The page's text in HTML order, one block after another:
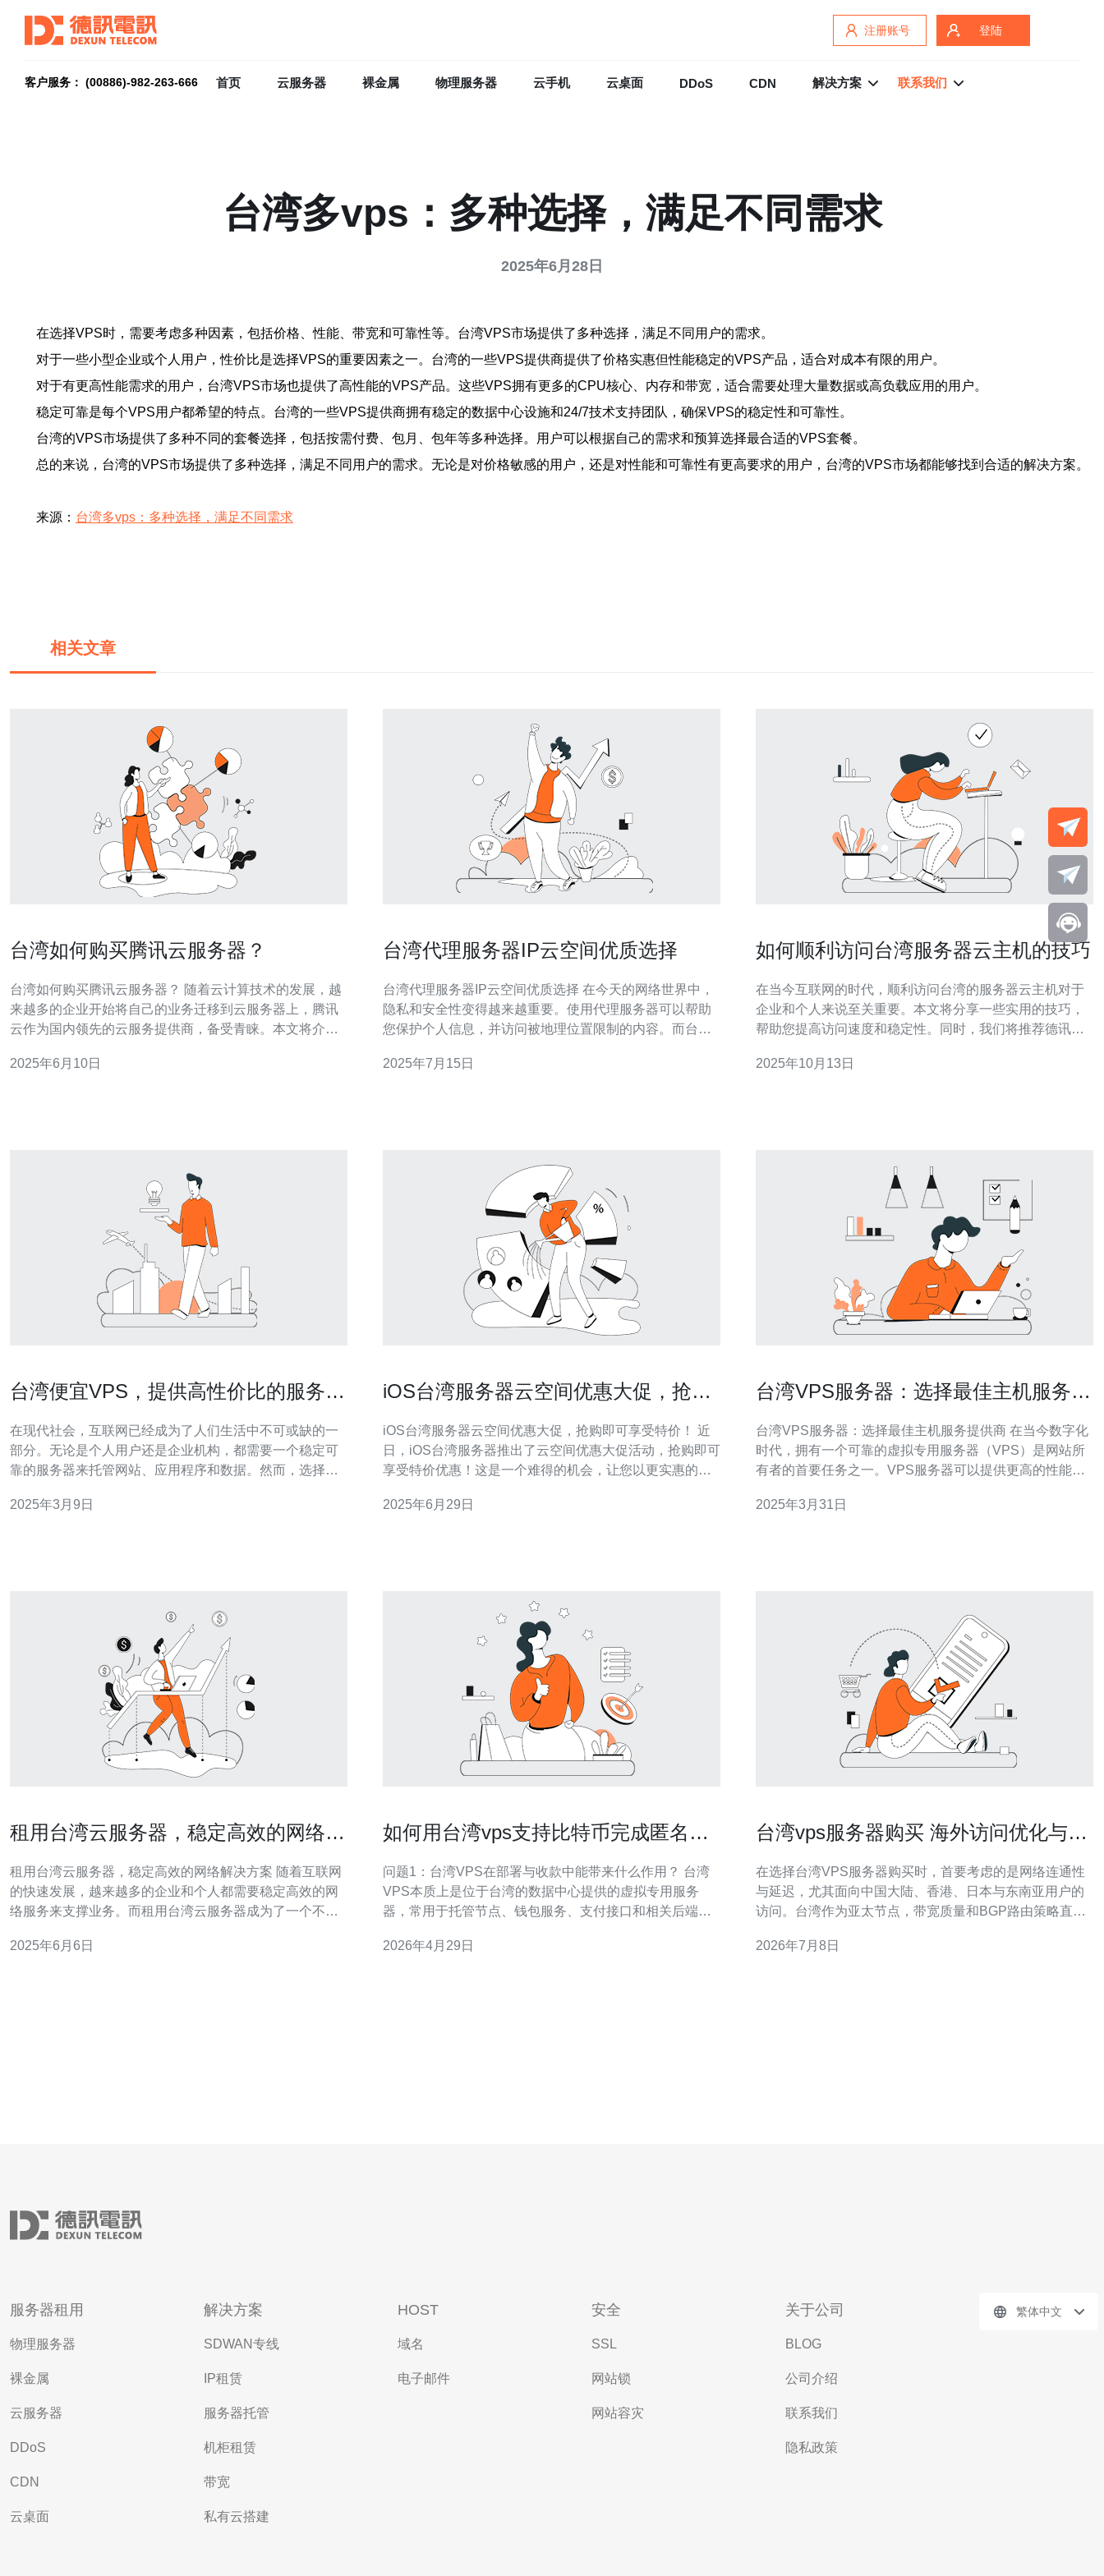
注册账号 登陆
客户服务： (00886)-982-263-666 首页 云服务器 裸金属 物理服务器 云手机 云桌面 DDoS CDN 解决方案 联系我们
台湾多vps：多种选择，满足不同需求
2025年6月28日
在选择VPS时，需要考虑多种因素，包括价格、性能、带宽和可靠性等。台湾VPS市场提供了多种选择，满足不同用户的需求。
对于一些小型企业或个人用户，性价比是选择VPS的重要因素之一。台湾的一些VPS提供商提供了价格实惠但性能稳定的VPS产品，适合对成本有限的用户。
对于有更高性能需求的用户，台湾VPS市场也提供了高性能的VPS产品。这些VPS拥有更多的CPU核心、内存和带宽，适合需要处理大量数据或高负载应用的用户。
稳定可靠是每个VPS用户都希望的特点。台湾的一些VPS提供商拥有稳定的数据中心设施和24/7技术支持团队，确保VPS的稳定性和可靠性。
台湾的VPS市场提供了多种不同的套餐选择，包括按需付费、包月、包年等多种选择。用户可以根据自己的需求和预算选择最合适的VPS套餐。
总的来说，台湾的VPS市场提供了多种选择，满足不同用户的需求。无论是对价格敏感的用户，还是对性能和可靠性有更高要求的用户，台湾的VPS市场都能够找到合适的解决方案。
来源： 台湾多vps：多种选择，满足不同需求
相关文章
台湾如何购买腾讯云服务器？
台湾如何购买腾讯云服务器？ 随着云计算技术的发展，越
来越多的企业开始将自己的业务迁移到云服务器上，腾讯
云作为国内领先的云服务提供商，备受青睐。本文将介绍
先，台湾用户需要注册一个腾讯云账号。在腾讯云官网上
2025年6月10日
台湾代理服务器IP云空间优质选择
台湾代理服务器IP云空间优质选择 在今天的网络世界中，
隐私和安全性变得越来越重要。使用代理服务器可以帮助
您保护个人信息，并访问被地理位置限制的内容。而台湾
用户的首选。 台湾代理服务器IP云空间拥有高速稳定的网
2025年7月15日
如何顺利访问台湾服务器云主机的技巧
在当今互联网的时代，顺利访问台湾的服务器云主机对于
企业和个人来说至关重要。本文将分享一些实用的技巧，
帮助您提高访问速度和稳定性。同时，我们将推荐德讯电
您在使用过程中无忧无虑。 选择合适的云主机 选择适合自
2025年10月13日
台湾便宜VPS，提供高性价比的服务器
在现代社会，互联网已经成为了人们生活中不可或缺的一
部分。无论是个人用户还是企业机构，都需要一个稳定可
靠的服务器来托管网站、应用程序和数据。然而，选择合
湾VPS备受青睐。与其他地区相比，台湾VPS具有以下几
2025年3月9日
iOS台湾服务器云空间优惠大促，抢购
iOS台湾服务器云空间优惠大促，抢购即可享受特价！ 近
日，iOS台湾服务器推出了云空间优惠大促活动，抢购即可
享受特价优惠！这是一个难得的机会，让您以更实惠的价
湾服务器提供了多种云空间套餐可供选择，满足不同用户
2025年6月29日
台湾VPS服务器：选择最佳主机服务提
台湾VPS服务器：选择最佳主机服务提供商 在当今数字化
时代，拥有一个可靠的虚拟专用服务器（VPS）是网站所
有者的首要任务之一。VPS服务器可以提供更高的性能和
要。本文将介绍台湾VPS服务器的特点，并给出选择最佳
2025年3月31日
租用台湾云服务器，稳定高效的网络解
租用台湾云服务器，稳定高效的网络解决方案 随着互联网
的快速发展，越来越多的企业和个人都需要稳定高效的网
络服务来支撑业务。而租用台湾云服务器成为了一个不错
区也有良好的网络连接。同时，台湾拥有成熟的IT产业和
2025年6月6日
如何用台湾vps支持比特币完成匿名部
问题1：台湾VPS在部署与收款中能带来什么作用？ 台湾
VPS本质上是位于台湾的数据中心提供的虚拟专用服务
器，常用于托管节点、钱包服务、支付接口和相关后端。
好以及特定法律/政策环境的好处。但需要注意，VPS只是
2026年4月29日
台湾vps服务器购买 海外访问优化与
在选择台湾VPS服务器购买时，首要考虑的是网络连通性
与延迟，尤其面向中国大陆、香港、日本与东南亚用户的
访问。台湾作为亚太节点，带宽质量和BGP路由策略直接
带宽峰值与是否支持Anycast或专线接入。 选择合适的
2026年7月8日
服务器租用
物理服务器
裸金属
云服务器
DDoS
CDN
云桌面
解决方案
SDWAN专线
IP租赁
服务器托管
机柜租赁
带宽
私有云搭建
HOST
域名
电子邮件
安全
SSL
网站锁
网站容灾
关于公司
BLOG
公司介绍
联系我们
隐私政策
繁体中文